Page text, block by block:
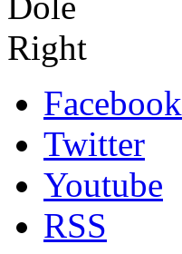
Facebook
Twitter
Youtube
RSS